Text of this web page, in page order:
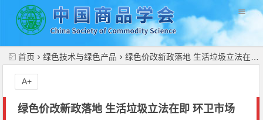
首页 绿色技术与绿色产品 绿色价改新政落地 生活垃圾立法在即 环卫市场或迎爆发式增长期
绿色价改新政落地 生活垃圾立法在即 环卫市场
A+